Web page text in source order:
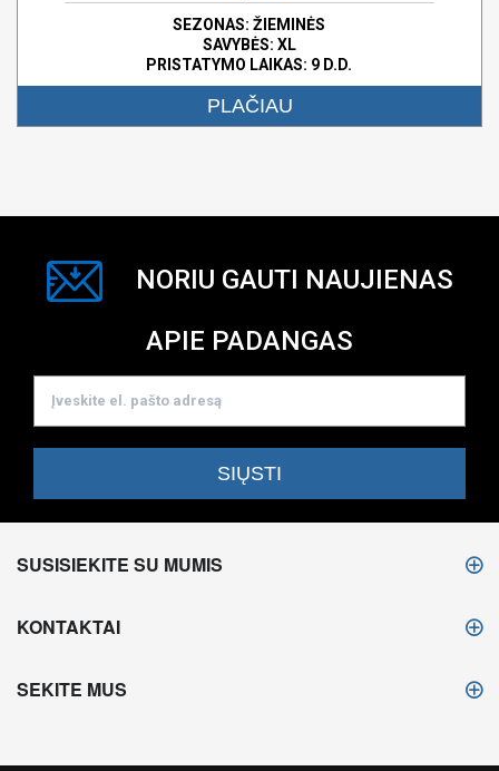
SEZONAS: ŽIEMINĖS
SAVYBĖS: XL
PRISTATYMO LAIKAS: 9 D.D.
PLAČIAU
NORIU GAUTI NAUJIENAS
APIE PADANGAS
SUSISIEKITE SU MUMIS
KONTAKTAI
SEKITE MUS